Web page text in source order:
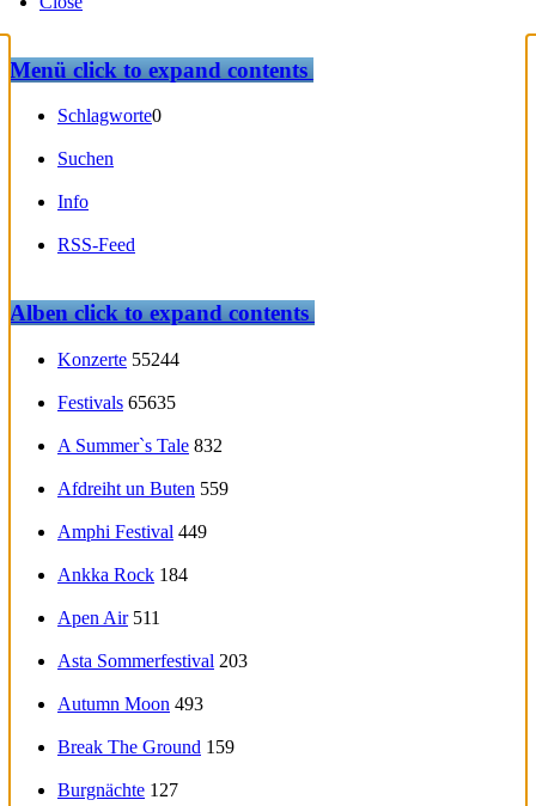
Menüclick to expand contents
Schlagworte0
Suchen
Info
RSS-Feed
Albenclick to expand contents
Konzerte 55244
Festivals 65635
A Summer`s Tale 832
Afdreiht un Buten 559
Amphi Festival 449
Ankka Rock 184
Apen Air 511
Asta Sommerfestival 203
Autumn Moon 493
Break The Ground 159
Burgnächte 127